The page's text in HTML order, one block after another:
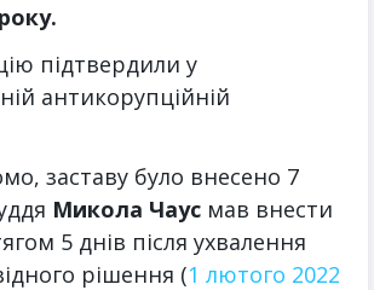
підтвердили у
антикорупційній
заставу було внесено 7
Микола Чаус мав внести
5 днів після ухвалення
рішення (1 лютого 2022